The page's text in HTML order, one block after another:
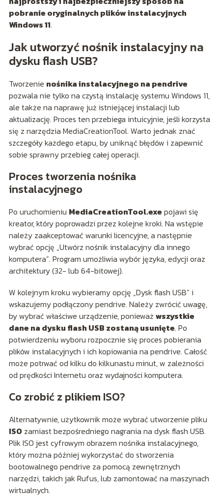
pobranie oryginalnych plików instalacyjnych
Windows 11.
Jak utworzyć nośnik instalacyjny na
dysku flash USB?
Tworzenie nośnika instalacyjnego na pendrive
pozwala nie tylko na czystą instalację systemu Windows 11,
ale także na naprawę już istniejącej instalacji lub
aktualizację. Proces ten przebiega intuicyjnie, jeśli korzysta
się z narzędzia MediaCreationTool. Warto jednak znać
szczegóły każdego etapu, by uniknąć błędów i zapewnić
sobie sprawny przebieg całej operacji.
Proces tworzenia nośnika
instalacyjnego
Po uruchomieniu MediaCreationTool.exe pojawi się
kreator, który poprowadzi przez kolejne kroki. Na wstępie
należy zaakceptować warunki licencyjne, a następnie
wybrać opcję „Utwórz nośnik instalacyjny dla innego
komputera”. Program umożliwia wybór języka, edycji oraz
architektury (32- lub 64-bitowej).
W kolejnym kroku wybieramy opcję „Dysk flash USB” i
wskazujemy podłączony pendrive. Należy zwrócić uwagę,
by wybrać właściwe urządzenie, ponieważ wszystkie
dane na dysku flash USB zostaną usunięte. Po
potwierdzeniu wyboru rozpocznie się proces pobierania
plików instalacyjnych i ich kopiowania na pendrive. Całość
może potrwać od kilku do kilkunastu minut, w zależności
od prędkości Internetu oraz wydajności komputera.
Co zrobić z plikiem ISO?
Alternatywnie, użytkownik może wybrać utworzenie pliku
ISO zamiast bezpośredniego nagrania na dysk flash USB.
Plik ISO jest cyfrowym obrazem nośnika instalacyjnego,
który można później wykorzystać do stworzenia
bootowalnego pendrive za pomocą zewnętrznych
narzędzi, takich jak Rufus, lub zamontować na maszynach
wirtualnych.